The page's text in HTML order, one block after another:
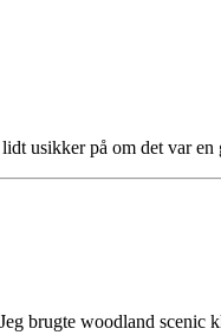
usikker på om det var en
brugte woodland scenic